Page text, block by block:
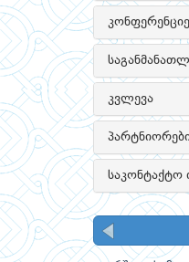
კვლევა
საკონტაქტო